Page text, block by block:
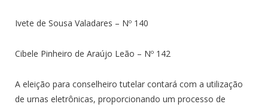
Ivete de Sousa Valadares – Nº 140
Cibele Pinheiro de Araújo Leão – Nº 142
A eleição para conselheiro tutelar contará com a utilização
de urnas eletrônicas, proporcionando um processo de